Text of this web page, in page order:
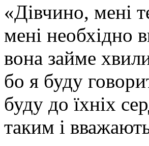
«Дівчино, мені
мені необхідно
вона займе
бо я буду
буду до їхніх
таким і